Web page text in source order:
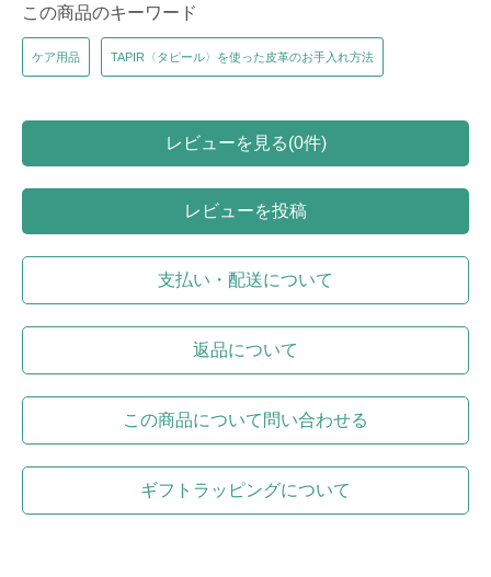
この商品のキーワード
ケア用品 TAPIR〈タピール〉を使った皮革のお手入れ方法
レビューを見る(0件)
レビューを投稿
支払い・配送について
返品について
この商品について問い合わせる
ギフトラッピングについて